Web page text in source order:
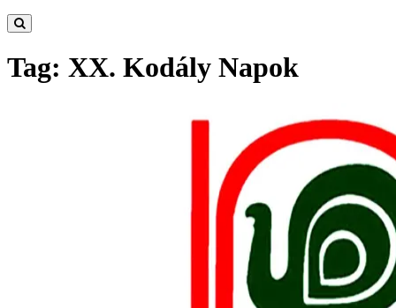
Tag: XX. Kodály Napok